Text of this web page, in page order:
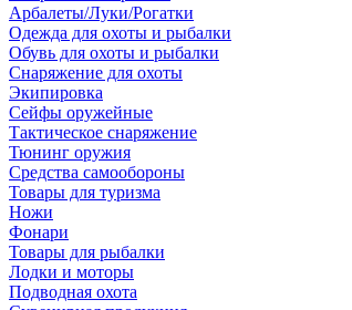
Арбалеты/Луки/Рогатки
Одежда для охоты и рыбалки
Обувь для охоты и рыбалки
Снаряжение для охоты
Экипировка
Сейфы оружейные
Тактическое снаряжение
Тюнинг оружия
Средства самообороны
Товары для туризма
Ножи
Фонари
Товары для рыбалки
Лодки и моторы
Подводная охота